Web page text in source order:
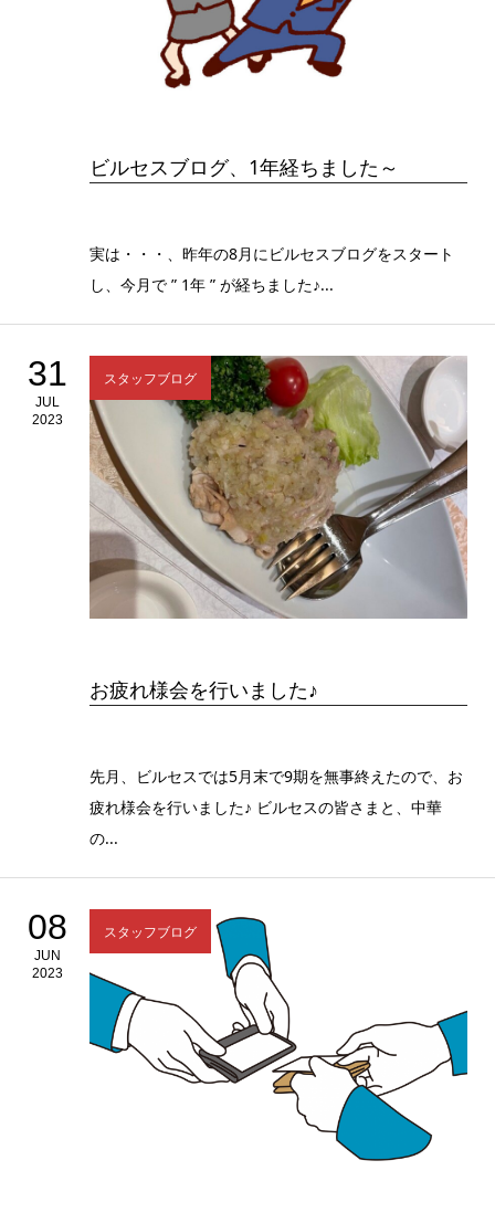
ビルセスブログ、1年経ちました～
実は・・・、昨年の8月にビルセスブログをスタート
し、今月で ” 1年 ” が経ちました♪...
31
JUL
2023
スタッフブログ
お疲れ様会を行いました♪
先月、ビルセスでは5月末で9期を無事終えたので、お
疲れ様会を行いました♪ ビルセスの皆さまと、中華
の...
08
JUN
2023
スタッフブログ